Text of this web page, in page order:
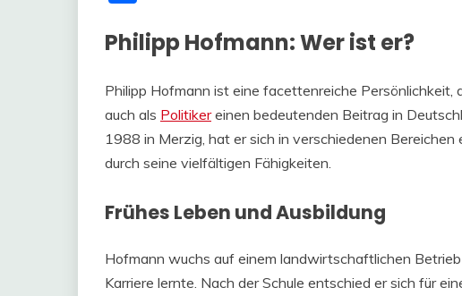
Philipp Hofmann: Wer ist er?
Philipp Hofmann ist eine facettenreiche
auch als Politikereinen bedeutenden Beitrag in
1988 in Merzig, hat er sich in verschiedenen
durch seine vielfältigen Fähigkeiten.
Frühes Leben und Ausbildung
Hofmann wuchs auf einem landwirtschaftlichen
Karriere lernte. Nach der Schule entschied er sich für